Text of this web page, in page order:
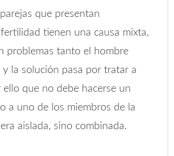
que presentan
tienen una causa mixta,
problemas tanto el hombre
y la solución pasa por tratar a
ello que no debe hacerse un
a uno de los miembros de la
aislada, sino combinada.